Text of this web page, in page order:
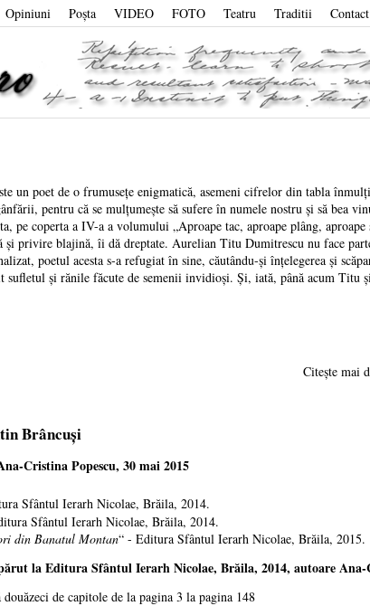
Opiniuni Poşta VIDEO FOTO Teatru Traditii Contact
un poet de o frumusețe enigmatică, asemeni cifrelor din tabla
pentru că se mulțumește să sufere în numele nostru și să bea
pe coperta a IV-a a volumului „Aproape tac, aproape plâng,
și privire blajină, îi dă dreptate. Aurelian Titu Dumitrescu nu face
poetul acesta s-a refugiat în sine, căutându-și înțelegerea și
sufletul și rănile făcute de semenii invidioși. Și, iată, până acum Titu
Citește mai
Brâncuși
Cristina Popescu, 30 mai 2015
Sfântul Ierarh Nicolae, Brăila, 2014.
Sfântul Ierarh Nicolae, Brăila, 2014.
din Banatul Montan“ - Editura Sfântul Ierarh Nicolae, Brăila, 2015.
la Editura Sfântul Ierarh Nicolae, Brăila, 2014, autoare Ana-
de capitole de la pagina 3 la pagina 148